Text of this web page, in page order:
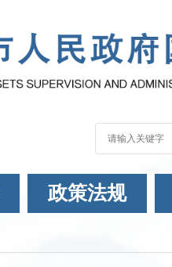
政策法规